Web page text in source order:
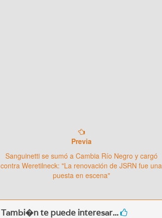
Previa
Sanguinetti se sumó a Cambia Río Negro y cargó
contra Weretilneck: "La renovación de JSRN fue una
puesta en escena"
Tambi�n te puede interesar...